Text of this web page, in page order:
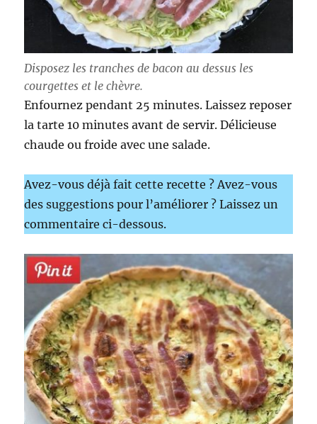
Disposez les tranches de bacon au dessus les
courgettes et le chèvre.
Enfournez pendant 25 minutes. Laissez reposer
la tarte 10 minutes avant de servir. Délicieuse
chaude ou froide avec une salade.
Avez-vous déjà fait cette recette ? Avez-vous
des suggestions pour l’améliorer ? Laissez un
commentaire ci-dessous.